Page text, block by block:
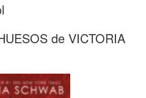
de VICTORIA